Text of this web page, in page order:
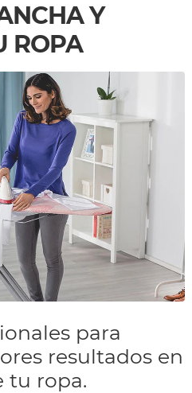
Y
ROPA
para
resultados en
tu ropa.